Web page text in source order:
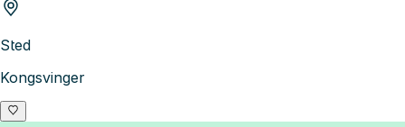
Sted
Kongsvinger